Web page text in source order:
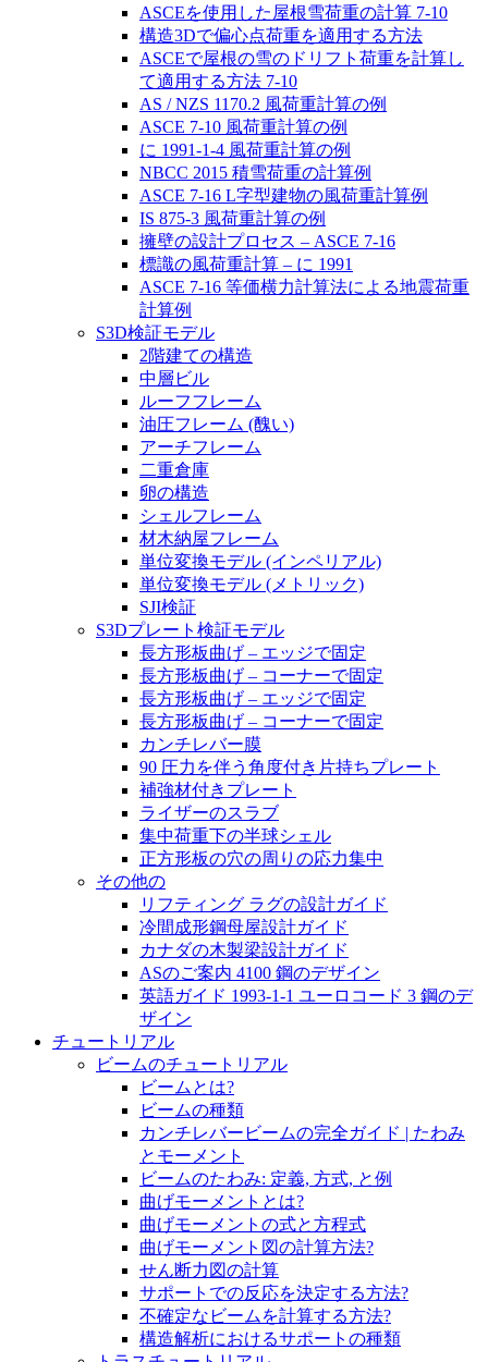
ASCEを使用した屋根雪荷重の計算 7-10
構造3Dで偏心点荷重を適用する方法
ASCEで屋根の雪のドリフト荷重を計算し
て適用する方法 7-10
AS / NZS 1170.2 風荷重計算の例
ASCE 7-10 風荷重計算の例
に 1991-1-4 風荷重計算の例
NBCC 2015 積雪荷重の計算例
ASCE 7-16 L字型建物の風荷重計算例
IS 875-3 風荷重計算の例
擁壁の設計プロセス – ASCE 7-16
標識の風荷重計算 – に 1991
ASCE 7-16 等価横力計算法による地震荷重
計算例
S3D検証モデル
2階建ての構造
中層ビル
ルーフフレーム
油圧フレーム (醜い)
アーチフレーム
二重倉庫
卵の構造
シェルフレーム
材木納屋フレーム
単位変換モデル (インペリアル)
単位変換モデル (メトリック)
SJI検証
S3Dプレート検証モデル
長方形板曲げ – エッジで固定
長方形板曲げ – コーナーで固定
長方形板曲げ – エッジで固定
長方形板曲げ – コーナーで固定
カンチレバー膜
90 圧力を伴う角度付き片持ちプレート
補強材付きプレート
ライザーのスラブ
集中荷重下の半球シェル
正方形板の穴の周りの応力集中
その他の
リフティング ラグの設計ガイド
冷間成形鋼母屋設計ガイド
カナダの木製梁設計ガイド
ASのご案内 4100 鋼のデザイン
英語ガイド 1993-1-1 ユーロコード 3 鋼のデ
ザイン
チュートリアル
ビームのチュートリアル
ビームとは?
ビームの種類
カンチレバービームの完全ガイド | たわみ
とモーメント
ビームのたわみ: 定義, 方式, と例
曲げモーメントとは?
曲げモーメントの式と方程式
曲げモーメント図の計算方法?
せん断力図の計算
サポートでの反応を決定する方法?
不確定なビームを計算する方法?
構造解析におけるサポートの種類